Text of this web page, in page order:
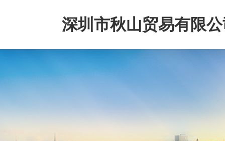
深圳市秋山贸易有限